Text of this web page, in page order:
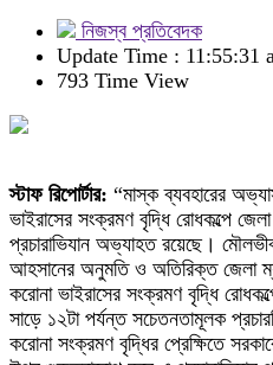
নিজস্ব প্রতিবেদক
Update Time : 11:55:31
793 Time View
স্টাফ রিপোর্টার: “মাস্ক ব্যবহারের
ভাইরাসের সংক্রমণ বৃদ্ধি রোধকল্পে
প্রচারাভিযান অভ্যাহত রয়েছে।
আহসানের অনুমতি ও অতিরিক্ত জেলা
করোনা ভাইরাসের সংক্রমণ বৃদ্ধি
সাড়ে ১২টা পর্যন্ত সচেতনতামূলক
করোনা সংক্রমণ বৃদ্ধির প্রেক্ষিতে